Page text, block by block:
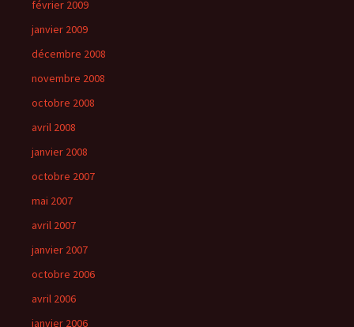
février 2009
janvier 2009
décembre 2008
novembre 2008
octobre 2008
avril 2008
janvier 2008
octobre 2007
mai 2007
avril 2007
janvier 2007
octobre 2006
avril 2006
janvier 2006